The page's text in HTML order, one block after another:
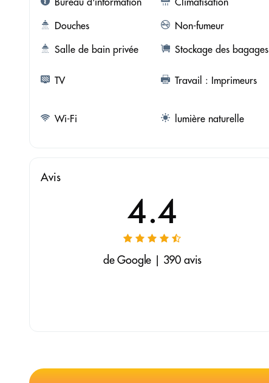
Douches
Non-fumeur
Salle de bain privée
Stockage des bagages
TV Travail : Imprimeurs
Wi-Fi lumière naturelle
Avis
4.4
de Google | 390 avis